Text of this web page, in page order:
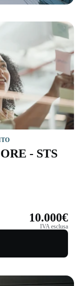
- STS
10.000€
IVA esclusa